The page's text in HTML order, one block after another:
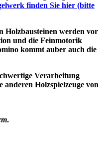
finden Sie hier (bitte
Holzbausteinen werden vor
und die Feinmotorik
kommt auber auch die
Verarbeitung
anderen Holzspielzeuge von
.